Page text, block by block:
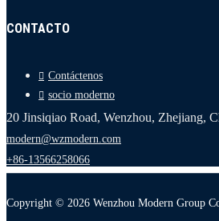
CONTACTO
Contáctenos
socio moderno
20 Jinsiqiao Road, Wenzhou, Zhejiang,
modern@wzmodern.com
+86-13566258066
Copyright © 2026 Wenzhou Modern Group